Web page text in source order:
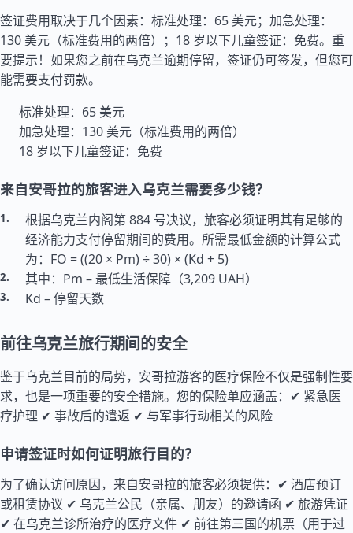
签证费用取决于几个因素：标准处理：65 美元；加急处理：
130 美元（标准费用的两倍）；18 岁以下儿童签证：免费。重
要提示！如果您之前在乌克兰逾期停留，签证仍可签发，但您可
能需要支付罚款。
标准处理：65 美元
加急处理：130 美元（标准费用的两倍）
18 岁以下儿童签证：免费
来自安哥拉的旅客进入乌克兰需要多少钱？
根据乌克兰内阁第 884 号决议，旅客必须证明其有足够的
经济能力支付停留期间的费用。所需最低金额的计算公式
为：FO = ((20 × Pm) ÷ 30) × (Kd + 5)
其中：Pm – 最低生活保障（3,209 UAH）
Kd – 停留天数
前往乌克兰旅行期间的安全
鉴于乌克兰目前的局势，安哥拉游客的医疗保险不仅是强制性要
求，也是一项重要的安全措施。您的保险单应涵盖：✔ 紧急医
疗护理 ✔ 事故后的遣返 ✔ 与军事行动相关的风险
申请签证时如何证明旅行目的？
为了确认访问原因，来自安哥拉的旅客必须提供：✔ 酒店预订
或租赁协议 ✔ 乌克兰公民（亲属、朋友）的邀请函 ✔ 旅游凭证
✔ 在乌克兰诊所治疗的医疗文件 ✔ 前往第三国的机票（用于过